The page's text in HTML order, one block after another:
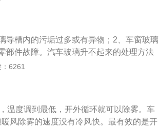
去前风挡上的雾汽。但是如果湿气过大，
点车窗，使之快速降低驾驶室内的湿度。
更快些。空调暖风：利用降低温度差的方
挡玻璃的雾汽过重，但有一点说明，后面
空调温度控制不要处于最冷位置，否则长
防雾剂等预防：将少许除雾剂喷于汽车玻
上的污垢、斑痕。在擦亮玻璃的同时，在
下：1、车窗升降电机损坏或电控线束接
槽阻力过大。
导槽内的污垢过多或有异物；2、车窗玻璃
部件故障。汽车玻璃升不起来的处理方法
，在导槽内来回滑动进行清理；2、将润
光、通风及司乘人员视野的需要，根据玻
、侧窗、门窗。
：6261
温度调到最低，开外循环就可以除雾。车
风除雾的速度没有冷风快。最有效的是开